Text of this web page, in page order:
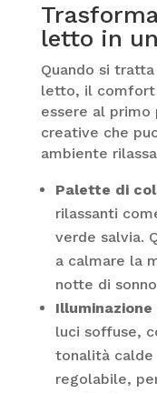
letto in
Quando si
letto, il comfort
essere al primo
creative che
ambiente
Palette di
rilassanti
verde salvia.
a calmare la
notte di
luci soffuse,
tonalità calde
regolabile,